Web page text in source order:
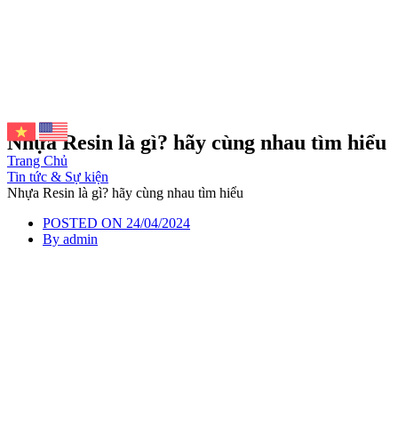
Nhựa Resin là gì? hãy cùng nhau tìm hiểu
Trang Chủ
Tin tức & Sự kiện
Nhựa Resin là gì? hãy cùng nhau tìm hiểu
POSTED ON 24/04/2024
By admin